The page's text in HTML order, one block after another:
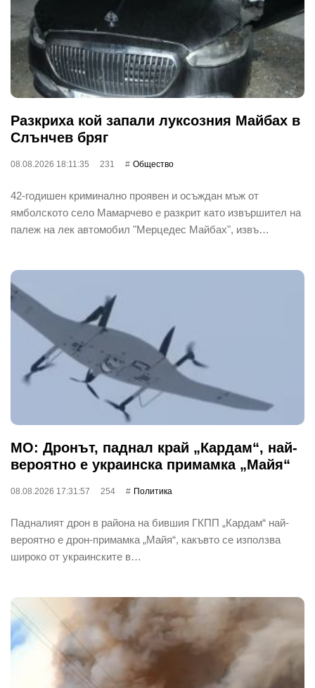
Разкриха кой запали луксозния Майбах в
Слънчев бряг
08.08.2026 18:11:35 231 Общество
42-годишен криминално проявен и осъждан мъж от
ямболското село Мамарчево е разкрит като извършител на
палеж на лек автомобил "Мерцедес Майбах", извъ…
МО: Дронът, паднал край „Кардам“, най-
вероятно е украинска примамка „Майя“
08.08.2026 17:31:57 254 Политика
Падналият дрон в района на бившия ГКПП „Кардам“ най-
вероятно е дрон-примамка „Майя“, какъвто се използва
широко от украинските в…